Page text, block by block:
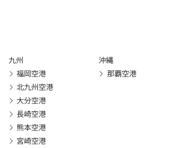
九州
福岡空港
北九州空港
大分空港
長崎空港
熊本空港
宮崎空港
沖縄
那覇空港